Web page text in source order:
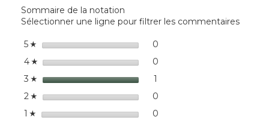
L.L.Bean
Polarized
Sunglasses
Sommaire de la notation
Sélectionner une ligne pour filtrer les commentaires
5 ☆ étoiles 0
4 ☆ étoiles 0
3 ☆ étoiles 1
2 ☆ étoiles 0
1 ☆ étoiles 0